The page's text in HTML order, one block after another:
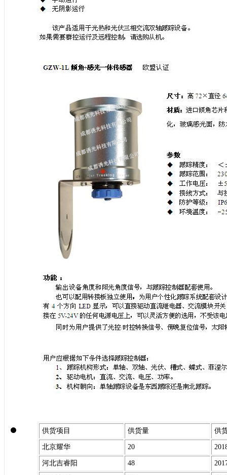
供货项目 供货量 供
北京耀华 20
河北吉睿阳 48